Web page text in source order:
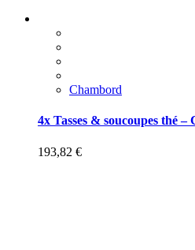
Chambord
4x Tasses & soucoupes thé –
193,82 €